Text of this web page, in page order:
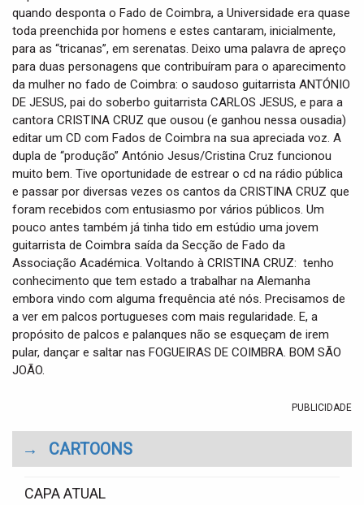
quando desponta o Fado de Coimbra, a Universidade era quase
toda preenchida por homens e estes cantaram, inicialmente,
para as “tricanas”, em serenatas. Deixo uma palavra de apreço
para duas personagens que contribuíram para o aparecimento
da mulher no fado de Coimbra: o saudoso guitarrista ANTÓNIO
DE JESUS, pai do soberbo guitarrista CARLOS JESUS, e para a
cantora CRISTINA CRUZ que ousou (e ganhou nessa ousadia)
editar um CD com Fados de Coimbra na sua apreciada voz. A
dupla de “produção” António Jesus/Cristina Cruz funcionou
muito bem. Tive oportunidade de estrear o cd na rádio pública
e passar por diversas vezes os cantos da CRISTINA CRUZ que
foram recebidos com entusiasmo por vários públicos. Um
pouco antes também já tinha tido em estúdio uma jovem
guitarrista de Coimbra saída da Secção de Fado da
Associação Académica. Voltando à CRISTINA CRUZ: tenho
conhecimento que tem estado a trabalhar na Alemanha
embora vindo com alguma frequência até nós. Precisamos de
a ver em palcos portugueses com mais regularidade. E, a
propósito de palcos e palanques não se esqueçam de irem
pular, dançar e saltar nas FOGUEIRAS DE COIMBRA. BOM SÃO
JOÃO.
PUBLICIDADE
→ CARTOONS
CAPA ATUAL